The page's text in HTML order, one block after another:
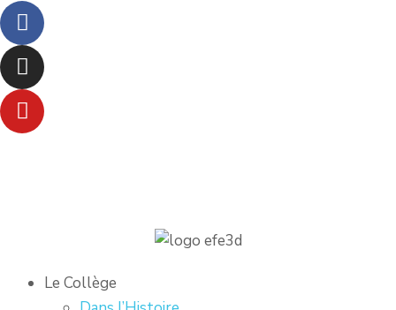
Le Collège